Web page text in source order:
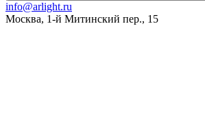
info@arlight.ru
Москва, 1-й Митинский пер., 15